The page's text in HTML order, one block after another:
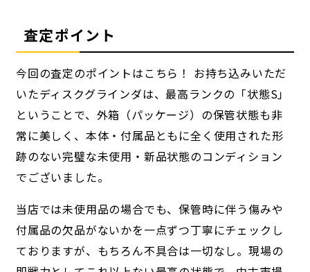
査定ポイント
今回の査定のポイントはこちら！ お持ち込みいただ
いたディスクグラインダは、最高ランクの「状態S」
ということで、外箱（パッケージ）の保管状態も非
常に美しく、本体・付属品ともに全く使用された形
跡のない完璧な未使用・新品状態のコンディション
でございました。
当店では未使用品の場合でも、保管時に伴う傷みや
付属品の欠品がないかを一点ずつ丁寧にチェックし
ておりますが、もちろん不具合は一切なし。現場の